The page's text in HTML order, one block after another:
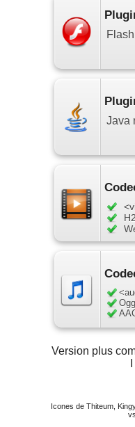
Java
Ogg
Version plus
Icones deThiteum